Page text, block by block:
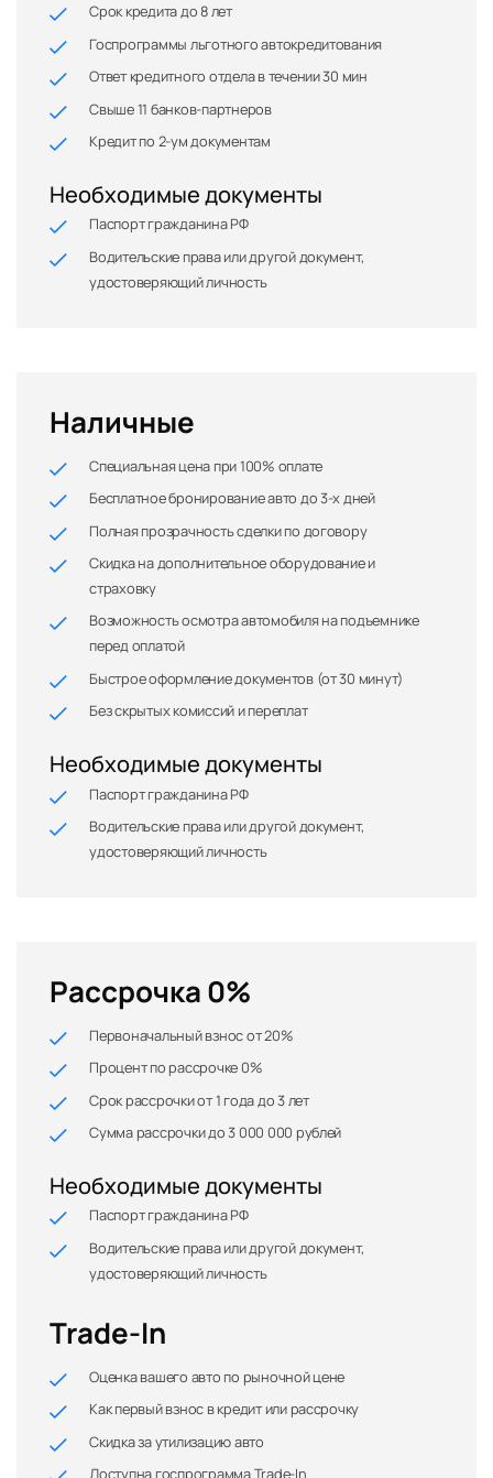
Срок кредита до 8 лет
Госпрограммы льготного автокредитования
Ответ кредитного отдела в течении 30 мин
Свыше 11 банков-партнеров
Кредит по 2-ум документам
Необходимые документы
Паспорт гражданина РФ
Водительские права или другой документ,
удостоверяющий личность
Наличные
Специальная цена при 100% оплате
Бесплатное бронирование авто до 3-х дней
Полная прозрачность сделки по договору
Скидка на дополнительное оборудование и
страховку
Возможность осмотра автомобиля на подъемнике
перед оплатой
Быстрое оформление документов (от 30 минут)
Без скрытых комиссий и переплат
Необходимые документы
Паспорт гражданина РФ
Водительские права или другой документ,
удостоверяющий личность
Рассрочка 0%
Первоначальный взнос от 20%
Процент по рассрочке 0%
Срок рассрочки от 1 года до 3 лет
Сумма рассрочки до 3 000 000 рублей
Необходимые документы
Паспорт гражданина РФ
Водительские права или другой документ,
удостоверяющий личность
Trade-In
Оценка вашего авто по рыночной цене
Как первый взнос в кредит или рассрочку
Скидка за утилизацию авто
Доступна госпрограмма Trade-In